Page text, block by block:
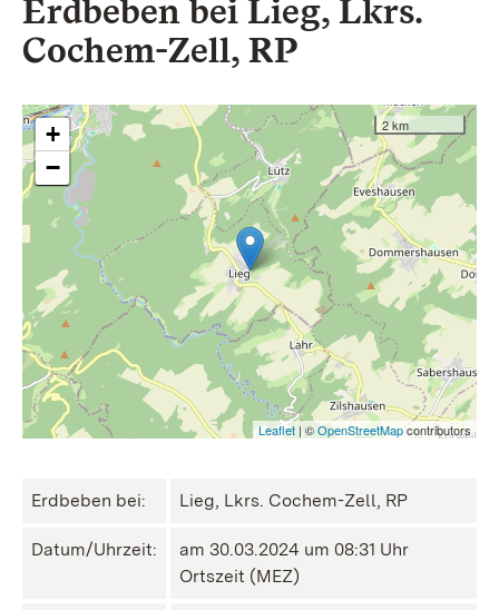
Erdbeben bei Lieg, Lkrs.
Cochem-Zell, RP
+
−
2 km
Leaflet | ©OpenStreetMapcontributors
Erdbeben bei: Lieg, Lkrs. Cochem-Zell, RP
Datum/Uhrzeit:
am 30.03.2024 um 08:31 Uhr
Ortszeit (MEZ)